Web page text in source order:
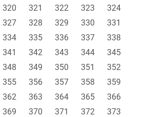
320 321 322 323
324
327 328 329 330
331
334 335 336 337
338
341 342 343 344
345
348 349 350 351
352
355 356 357 358
359
362 363 364 365
366
369 370 371 372
373